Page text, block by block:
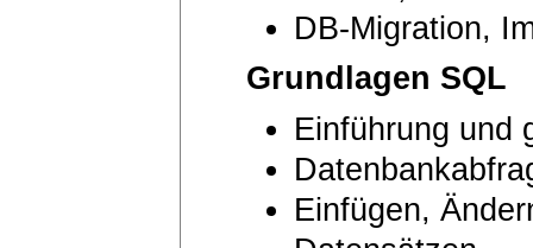
DB-Migration,
Grundlagen SQL
Einführung und
Einfügen,